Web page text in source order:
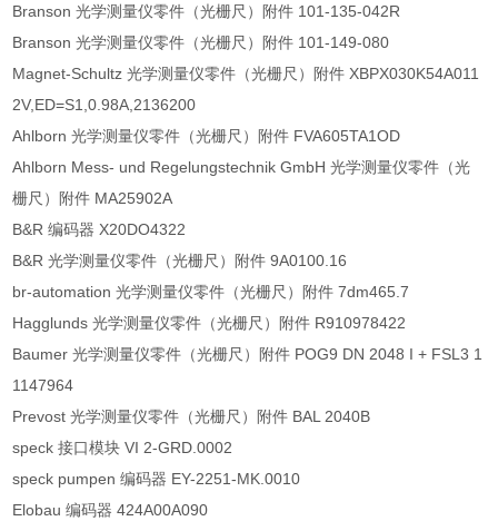
Branson 光学测量仪零件（光栅尺）附件 101-135-042R
Branson 光学测量仪零件（光栅尺）附件 101-149-080
Magnet-Schultz 光学测量仪零件（光栅尺）附件 XBPX030K54A011
2V,ED=S1,0.98A,2136200
Ahlborn 光学测量仪零件（光栅尺）附件 FVA605TA1OD
Ahlborn Mess- und Regelungstechnik GmbH 光学测量仪零件（光
栅尺）附件 MA25902A
B&R 编码器 X20DO4322
B&R 光学测量仪零件（光栅尺）附件 9A0100.16
br-automation 光学测量仪零件（光栅尺）附件 7dm465.7
Hagglunds 光学测量仪零件（光栅尺）附件 R910978422
Baumer 光学测量仪零件（光栅尺）附件 POG9 DN 2048 I + FSL3 1
1147964
Prevost 光学测量仪零件（光栅尺）附件 BAL 2040B
speck 接口模块 VI 2-GRD.0002
speck pumpen 编码器 EY-2251-MK.0010
Elobau 编码器 424A00A090